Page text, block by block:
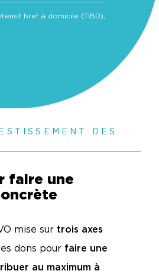
bref à domicile (TIBD),
le
ces jeunes
Centre de
DES
faire une
mise sur trois axes
dons pour faire une
au maximum à